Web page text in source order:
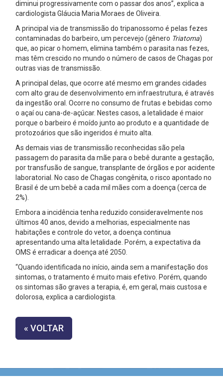
diminui progressivamente com o passar dos anos”, explica a
cardiologista Gláucia Maria Moraes de Oliveira.
A principal via de transmissão do tripanossomo é pelas fezes
contaminadas do barbeiro, um percevejo (gênero Triatoma)
que, ao picar o homem, elimina também o parasita nas fezes,
mas têm crescido no mundo o número de casos de Chagas por
outras vias de transmissão.
A principal delas, que ocorre até mesmo em grandes cidades
com alto grau de desenvolvimento em infraestrutura, é através
da ingestão oral. Ocorre no consumo de frutas e bebidas como
o açaí ou cana-de-açúcar. Nestes casos, a letalidade é maior
porque o barbeiro é moído junto ao produto e a quantidade de
protozoários que são ingeridos é muito alta.
As demais vias de transmissão reconhecidas são pela
passagem do parasita da mãe para o bebê durante a gestação,
por transfusão de sangue, transplante de órgãos e por acidente
laboratorial. No caso de Chagas congênita, o risco apontado no
Brasil é de um bebê a cada mil mães com a doença (cerca de
2%).
Embora a incidência tenha reduzido consideravelmente nos
últimos 40 anos, devido a melhorias, especialmente nas
habitações e controle do vetor, a doença continua
apresentando uma alta letalidade. Porém, a expectativa da
OMS é erradicar a doença até 2050.
“Quando identificada no início, ainda sem a manifestação dos
sintomas, o tratamento é muito mais efetivo. Porém, quando
os sintomas são graves a terapia, é, em geral, mais custosa e
dolorosa, explica a cardiologista.
« VOLTAR